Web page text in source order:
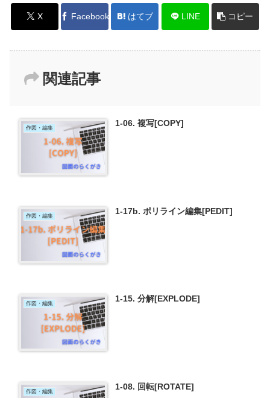
X Facebook はてブ LINE コピー
関連記事
作図・編集 1-06. 複写[COPY]
作図・編集 1-17b. ポリライン編集[PEDIT]
作図・編集 1-15. 分解[EXPLODE]
作図・編集 1-08. 回転[ROTATE]